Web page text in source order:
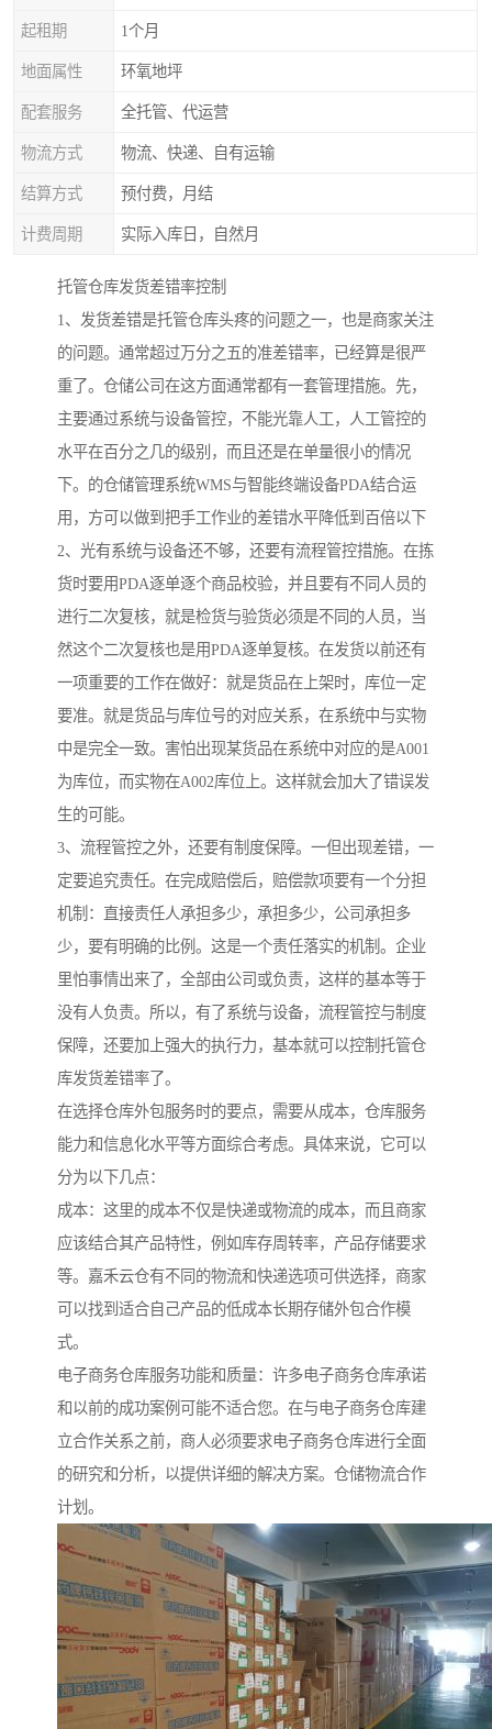
起租期 1个月
地面属性 环氧地坪
配套服务 全托管、代运营
物流方式 物流、快递、自有运输
结算方式 预付费，月结
计费周期 实际入库日，自然月
托管仓库发货差错率控制
1、发货差错是托管仓库头疼的问题之一，也是商家关注
的问题。通常超过万分之五的准差错率，已经算是很严
重了。仓储公司在这方面通常都有一套管理措施。先，
主要通过系统与设备管控，不能光靠人工，人工管控的
水平在百分之几的级别，而且还是在单量很小的情况
下。的仓储管理系统WMS与智能终端设备PDA结合运
用，方可以做到把手工作业的差错水平降低到百倍以下
2、光有系统与设备还不够，还要有流程管控措施。在拣
货时要用PDA逐单逐个商品校验，并且要有不同人员的
进行二次复核，就是检货与验货必须是不同的人员，当
然这个二次复核也是用PDA逐单复核。在发货以前还有
一项重要的工作在做好：就是货品在上架时，库位一定
要准。就是货品与库位号的对应关系，在系统中与实物
中是完全一致。害怕出现某货品在系统中对应的是A001
为库位，而实物在A002库位上。这样就会加大了错误发
生的可能。
3、流程管控之外，还要有制度保障。一但出现差错，一
定要追究责任。在完成赔偿后，赔偿款项要有一个分担
机制：直接责任人承担多少，承担多少，公司承担多
少，要有明确的比例。这是一个责任落实的机制。企业
里怕事情出来了，全部由公司或负责，这样的基本等于
没有人负责。所以，有了系统与设备，流程管控与制度
保障，还要加上强大的执行力，基本就可以控制托管仓
库发货差错率了。
在选择仓库外包服务时的要点，需要从成本，仓库服务
能力和信息化水平等方面综合考虑。具体来说，它可以
分为以下几点：
成本：这里的成本不仅是快递或物流的成本，而且商家
应该结合其产品特性，例如库存周转率，产品存储要求
等。嘉禾云仓有不同的物流和快递选项可供选择，商家
可以找到适合自己产品的低成本长期存储外包合作模
式。
电子商务仓库服务功能和质量：许多电子商务仓库承诺
和以前的成功案例可能不适合您。在与电子商务仓库建
立合作关系之前，商人必须要求电子商务仓库进行全面
的研究和分析，以提供详细的解决方案。仓储物流合作
计划。